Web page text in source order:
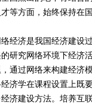
等方面，始终保持在
经济是我国经济建设
研究网络环境下经济
通过网络来构建经济
济学在课程设置上既
济建设方法。培养互